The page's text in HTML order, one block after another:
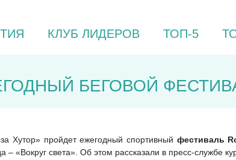
КЛУБ ЛИДЕРОВ ТОП-5
БЕГОВОЙ
Хутор» пройдет ежегодный спортивный фестиваль
– «Вокруг света». Об этом рассказали в пресс-службе